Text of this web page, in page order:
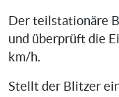
Der teilstationäre
und überprüft die
km/h.
Stellt der Blitzer